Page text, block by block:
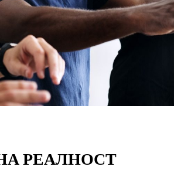
РЕАЛНОСТ